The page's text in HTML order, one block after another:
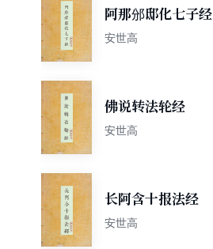
阿那邠邸化七子经
安世高
佛说转法轮经
安世高
长阿含十报法经
安世高